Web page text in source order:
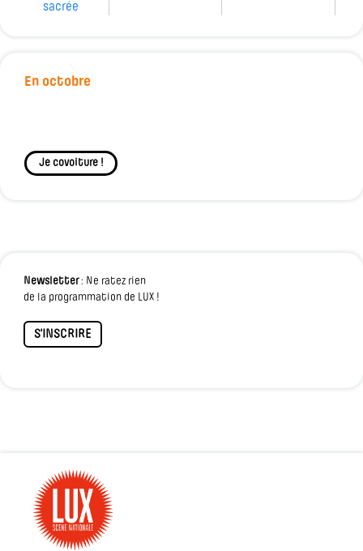
sacrée
En octobre
Je covoiture !
Newsletter: Ne ratez rien
de la programmation de LUX !
S'INSCRIRE